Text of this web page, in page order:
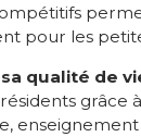
pour les
qualité de
grâce